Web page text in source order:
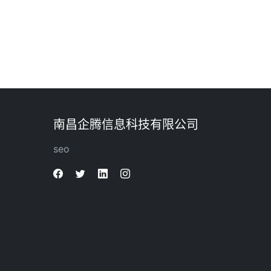
南昌企腾信息科技有限公司
seo